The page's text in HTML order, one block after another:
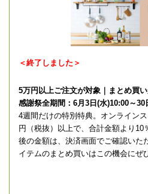
＜終了しました＞
5万円以上ご注文が対象｜まとめ買
感謝祭全期間：6月3日(水)10:00～30
4週間だけの特別特典。オンライン
円（税抜）以上で、合計金額より10
後の金額は、決済画面でご確認いた
イテムのまとめ買いはこの機会にぜ